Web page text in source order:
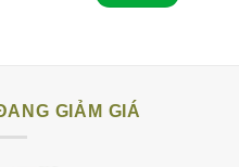
GIẢM GIÁ